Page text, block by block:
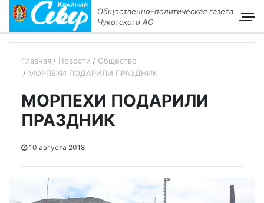
Общественно–политическая газета
Чукотского АО
Главная Новости
Общество
МОРПЕХИ ПОДАРИЛИ ПРАЗДНИК
МОРПЕХИ ПОДАРИЛИ
ПРАЗДНИК
10 августа 2018